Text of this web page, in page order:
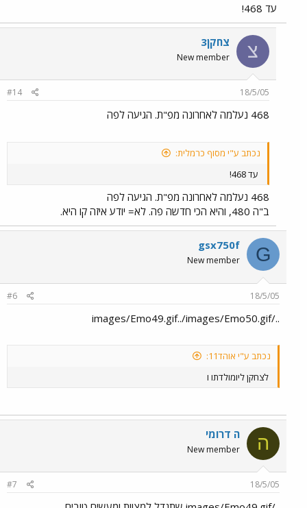
עד 468!
צ צחקן3
New member
18/5/05
#14
468 נעלמה לאחרונה מפ"ת. הגיעה לפה
נכתב ע"י מסוף כרמלית:
עד 468!
468 נעלמה לאחרונה מפ"ת. הגיעה לפה
ב"ה 480, והיא הכי חדשה פה. לא= יודע איזה קו היא.
G
gsx750f
New member
18/5/05
#6
../images/Emo49.gif../images/Emo50.gif
נכתב ע"י אוהד11:
לצחקן ליומולדתו ו
ה ה דרומי
New member
18/5/05
#7